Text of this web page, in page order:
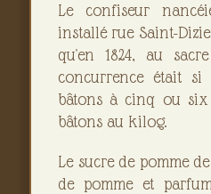
Le confiseur
installé rue Saint-
qu'en 1824, au
concurrence était
bâtons à cinq ou
bâtons au kilog.
Le sucre de pomme
de pomme et